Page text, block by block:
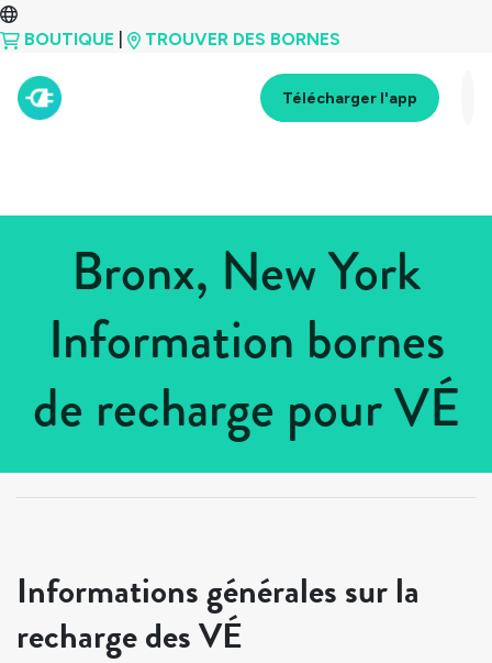
BOUTIQUE TROUVER DES BORNES
Télécharger l'app
Bronx, New York
Information bornes
de recharge pour VÉ
États-Unis > New York
Informations générales sur la
recharge des VÉ